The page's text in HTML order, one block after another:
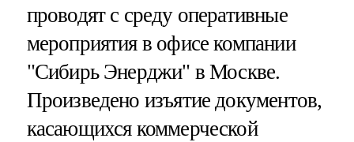
проводят с среду оперативные
мероприятия в офисе компании
"Сибирь Энерджи" в Москве.
Произведено изъятие документов,
касающихся коммерческой